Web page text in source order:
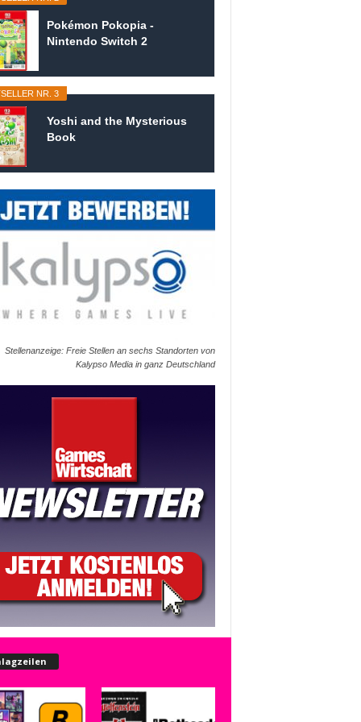
Pokémon Pokopia -
Nintendo Switch 2
NR. 3
Yoshi and the Mysterious
Book
Stellenanzeige: Freie Stellen an sechs Standorten von
Kalypso Media in ganz Deutschland